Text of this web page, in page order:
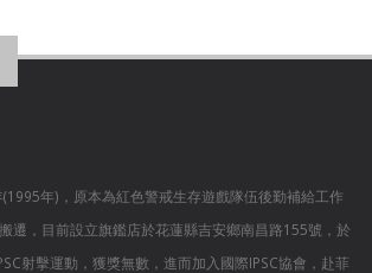
年)，原本為紅色警戒生存遊戲隊伍後勤補給工作
遷，目前設立旗鑑店於花蓮縣吉安鄉南昌路155號，於
射擊運動，獲獎無數，進而加入國際IPSC協會，赴菲